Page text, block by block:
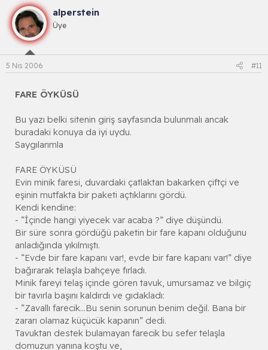
alperstein
Üye
5 Nis 2006 #11
FARE ÖYKÜSÜ
Bu yazı belki sitenin giriş sayfasında bulunmalı ancak
buradaki konuya da iyi uydu.
Saygılarımla
FARE ÖYKÜSÜ
Evin minik faresi, duvardaki çatlaktan bakarken çiftçi ve
eşinin mutfakta bir paketi açtıklarını gördü.
Kendi kendine:
- “İçinde hangi yiyecek var acaba ?” diye düşündü.
Bir süre sonra gördüğü paketin bir fare kapanı olduğunu
anladığında yıkılmıştı.
- “Evde bir fare kapanı var!, evde bir fare kapanı var!” diye
bağırarak telaşla bahçeye fırladı.
Minik fareyi telaş içinde gören tavuk, umursamaz ve bilgiç
bir tavırla başını kaldırdı ve gıdakladı:
- “Zavallı farecik...Bu senin sorunun benim değil. Bana bir
zararı olamaz küçücük kapanın” dedi.
Tavuktan destek bulamayan farecik bu sefer telaşla
domuzun yanına koştu ve,